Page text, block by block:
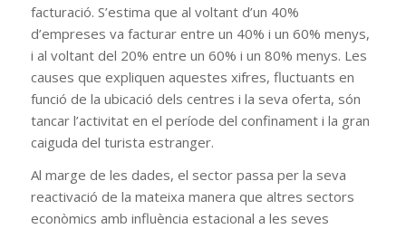
facturació. S’estima que al voltant d’un 40%
d’empreses va facturar entre un 40% i un 60% menys,
i al voltant del 20% entre un 60% i un 80% menys. Les
causes que expliquen aquestes xifres, fluctuants en
funció de la ubicació dels centres i la seva oferta, són
tancar l’activitat en el període del confinament i la gran
caiguda del turista estranger.
Al marge de les dades, el sector passa per la seva
reactivació de la mateixa manera que altres sectors
econòmics amb influència estacional a les seves